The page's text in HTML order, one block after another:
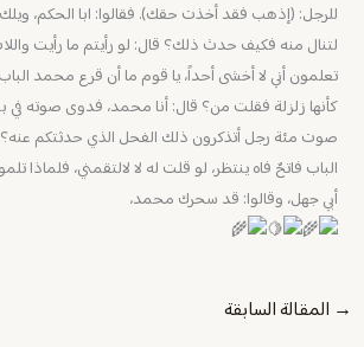
للرجل: (إذهب فقد أخذت حقك). فقالوا: ابا الحكم،
لتنال منه فكيف حدث ذلك؟ قال: لو رأيتم ما رأيت
تعلمون أني لا أخشى أحداً، يا قوم ما أن قرع محمد
كأنها زلزلة فقلت من؟ قال: أنا محمد، فدوى صوته في
صوت مئة رجل أتذكرون ذلك الفحل الذي حدثتكم
الباب فاتحٌ فاه ينتظر، لو قلت له لا لالتقمني، فلماذا
أبي جهل، وقالوا: قد سحرك محمد،
→ المقالة السابقة